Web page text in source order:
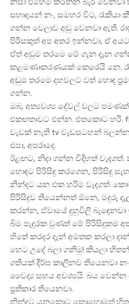
සහෘදයන් නං, සමහර විට, රැකියා
ගන්න වෙලාව අඩු වෙනවා ඇති.
පිරිසකුත් අප අතර ඉන්නවා, ඒ
ඒත් අඩුම තරමෙ මේ ගැන දැන
කළමණාකරණයක් කෙරෙයි නෙ.
අඩුම තරමෙ දහවලට වත් හොඳ
ගන්න.
ඔබ, අත්‍යවශ්‍ය දේවල් වලට
එකඟතාවට එන්න. එතකොට හරි.
වැඩක් නැති tv වැඩසටහන්
එපා, අපරාදෙ.
ඊළඟට, නිදා ගන්න විදිහත්
හොඳට පිරිසිදු කරගෙන, පිරිසිදු
නින්දට යන එක හරිම වැදගත්.
පිරිසිදුව තියෙන්නත් ඕනෙ, මදුරු
කරන්න, ඒවායේ දුහුවිලි
බිම පැදුරක වුණත් මේ පිරිසිදුකම
හිතේ කරදර දැන් අමතක කරලා
හෙට උදේ බලා ගනිමු! කියලා
ගතියක් දීර්ඝ කාලීනව තියෙනවා
වෛද්‍ය සහය අවශ්‍යයි. බය වෙන්න
ප්‍රතිකාර තියෙනවා.